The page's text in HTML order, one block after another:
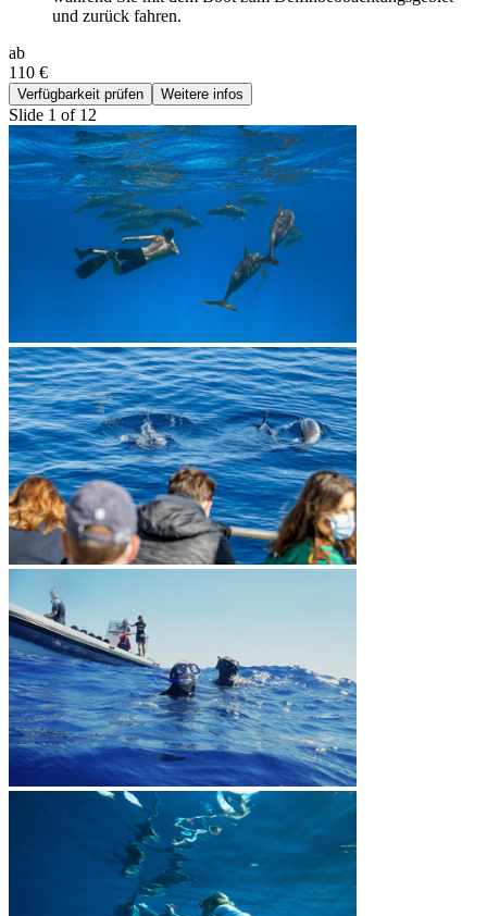
und zurück fahren.
ab
110 €
Verfügbarkeit prüfen Weitere infos
Slide 1 of 12